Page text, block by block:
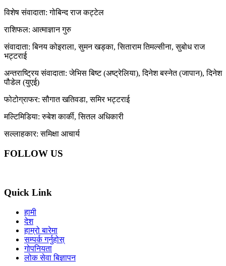
विशेष संवादाता: गोबिन्द राज कट्टेल
राशिफल: आत्माज्ञान गुरु
संवादाता: बिनय कोइराला, सुमन खड्का, सिताराम तिमल्सीना, सुबोध राज
भट्टराई
अन्तराष्ट्रिय संवादाता: जेभिस बिष्ट (अष्ट्रेलिया), दिनेश बस्नेत (जापान), दिनेश
पौडेल (युएई)
फोटोग्राफर: सौगात खतिवडा, समिर भट्टराई
मल्टिमिडिया: रुबेश कार्की, सितल अधिकारी
सल्लाहकार: समिक्षा आचार्य
FOLLOW US
Quick Link
हामी
देश
हाम्रो बारेमा
सम्पर्क गर्नुहोस्
गोपनियता
लोक सेवा बिज्ञापन